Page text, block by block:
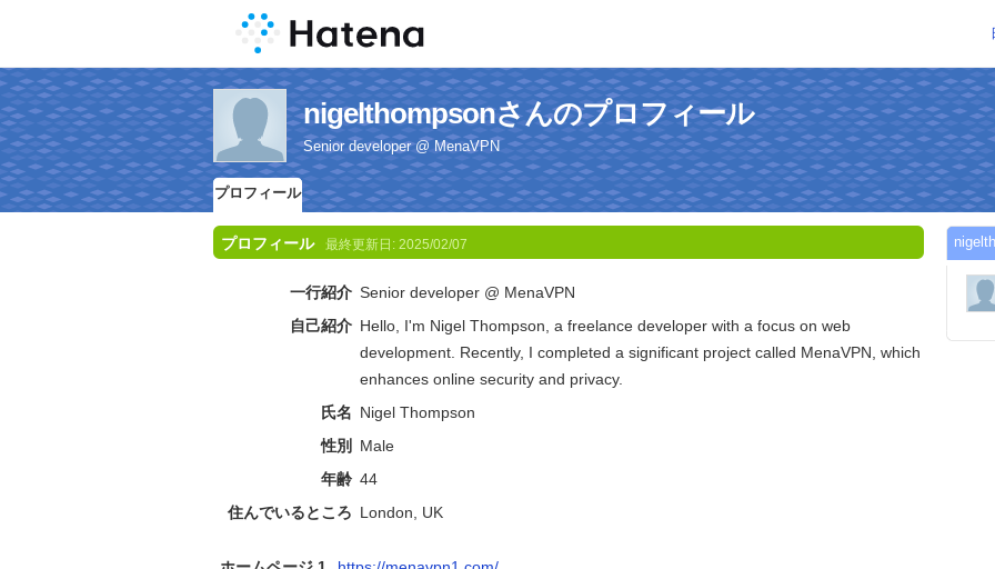
nigelthompsonさんのプロフィール
Senior developer @ MenaVPN
プロフィール
プロフィール 最終更新日: 2025/02/07
一行紹介 Senior developer @ MenaVPN
自己紹介 Hello, I'm Nigel Thompson, a freelance developer with a focus on web
development. Recently, I completed a significant project called MenaVPN, which
enhances online security and privacy.
氏名 Nigel Thompson
性別
Male
年齢 44
住んでいるところ London, UK